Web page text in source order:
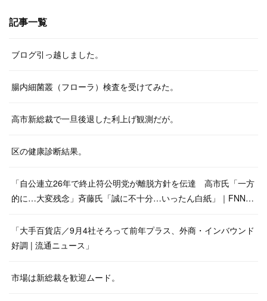
記事一覧
ブログ引っ越しました。
腸内細菌叢（フローラ）検査を受けてみた。
高市新総裁で一旦後退した利上げ観測だが。
区の健康診断結果。
「自公連立26年で終止符公明党が離脱方針を伝達 高市氏「一方
的に…大変残念」斉藤氏「誠に不十分…いったん白紙」｜FNN…
「大手百貨店／9月4社そろって前年プラス、外商・インバウンド
好調 | 流通ニュース」
市場は新総裁を歓迎ムード。